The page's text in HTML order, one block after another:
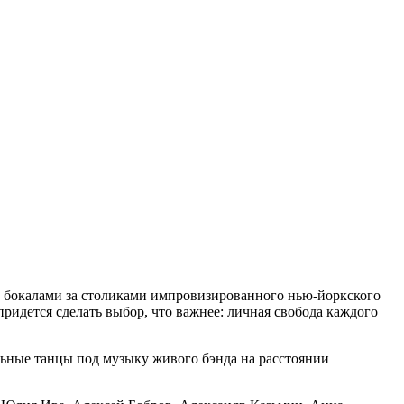
за столиками импровизированного нью-йоркского
сделать выбор, что важнее: личная свобода каждого
танцы под музыку живого бэнда на расстоянии